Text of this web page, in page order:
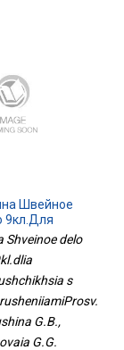
Швейное
9кл.для
С
Shveinoe delo
s
G.B.,
G.G.